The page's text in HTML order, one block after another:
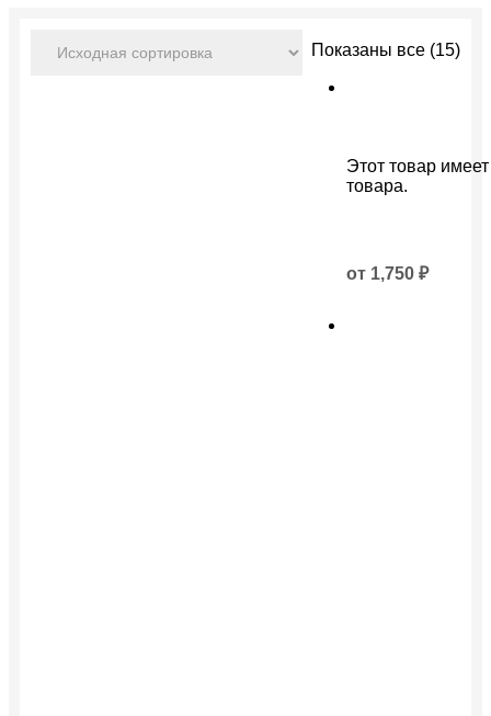
Показаны все (15)
Этот товар
товара.
от 1,750 ₽